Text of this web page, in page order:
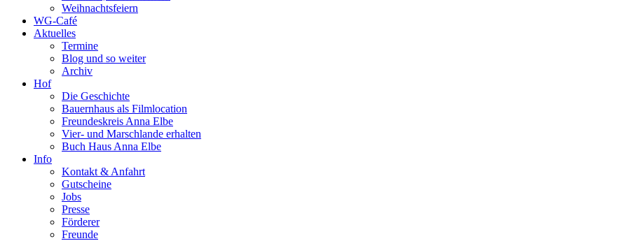
Weihnachtsfeiern
WG-Café
Aktuelles
Termine
Blog und so weiter
Archiv
Hof
Die Geschichte
Bauernhaus als Filmlocation
Freundeskreis Anna Elbe
Vier- und Marschlande erhalten
Buch Haus Anna Elbe
Info
Kontakt & Anfahrt
Gutscheine
Jobs
Presse
Förderer
Freunde